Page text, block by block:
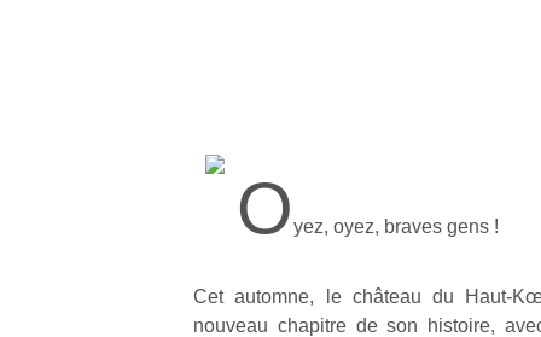
Oyez, oyez, braves gens !
Cet automne, le château du Haut-
nouveau chapitre de son histoire,